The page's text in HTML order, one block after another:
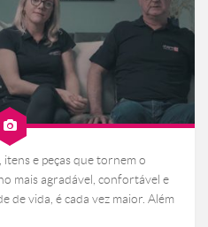
e peças que tornem o
mais agradável, confortável e
de vida, é cada vez maior. Além